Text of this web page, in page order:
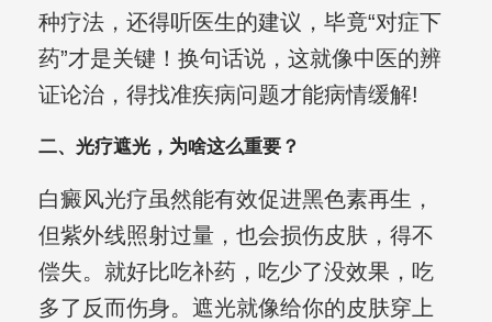
种疗法，还得听医生的建议，毕竟“对症下
药”才是关键！换句话说，这就像中医的辨
证论治，得找准疾病问题才能病情缓解!
二、光疗遮光，为啥这么重要？
白癜风光疗虽然能有效促进黑色素再生，
但紫外线照射过量，也会损伤皮肤，得不
偿失。就好比吃补药，吃少了没效果，吃
多了反而伤身。遮光就像给你的皮肤穿上